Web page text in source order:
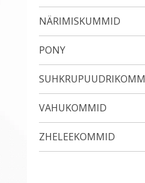
NÄRIMISKUMMID
PONY
VAHUKOMMID
ZHELEEKOMMID